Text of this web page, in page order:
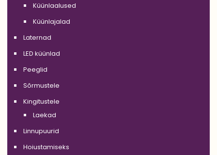
Küünlaalused
Küünlajalad
Laternad
LED küünlad
Peeglid
Sõrmustele
Kingitustele
Laekad
Linnupuurid
Hoiustamiseks